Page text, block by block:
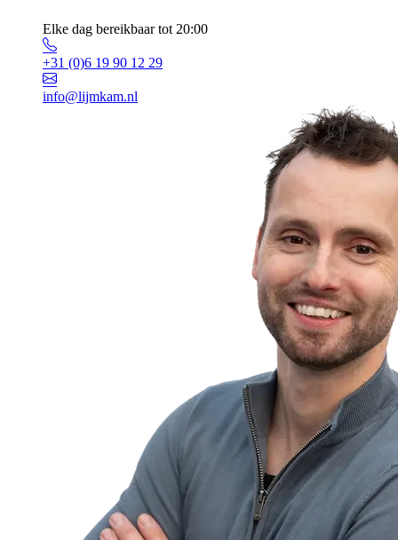
Elke dag bereikbaar tot 20:00
+31 (0)6 19 90 12 29
info@lijmkam.nl